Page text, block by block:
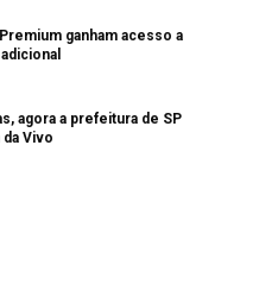
ganham acesso a
agora a prefeitura de SP
Vivo